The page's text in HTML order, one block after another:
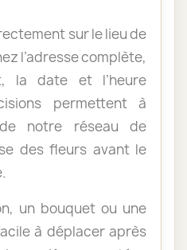
sur le lieu de
l’adresse complète,
la date et l’heure
permettent à
notre réseau de
des fleurs avant le
un bouquet ou une
à déplacer après